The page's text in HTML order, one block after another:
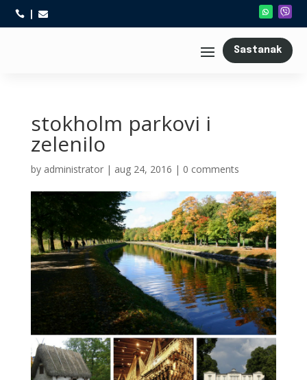
 
Sastanak
stokholm parkovi i
zelenilo
by administrator| aug 24, 2016 | 0 comments